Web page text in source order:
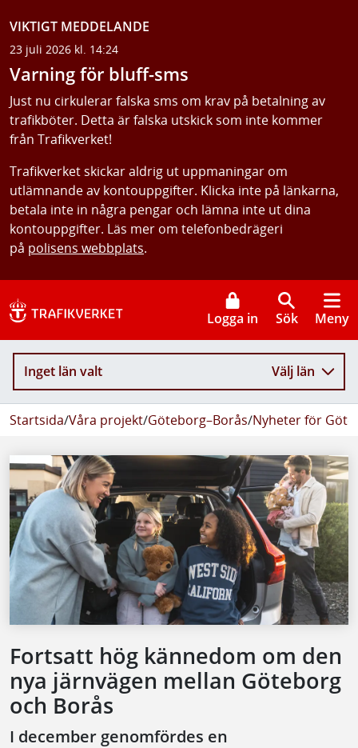
VIKTIGT MEDDELANDE
23 juli 2026 kl. 14:24
Varning för bluff-sms
Just nu cirkulerar falska sms om krav på betalning av
trafikböter. Detta är falska utskick som inte kommer
från Trafikverket!
Trafikverket skickar aldrig ut uppmaningar om
utlämnande av kontouppgifter. Klicka inte på länkarna,
betala inte in några pengar och lämna inte ut dina
kontouppgifter. Läs mer om telefonbedrägeri
på polisens webbplats.
Logga in Sök Meny
Inget län valt Välj län
Startsida/Våra projekt/Göteborg–Borås/Nyheter för
Fortsatt hög kännedom om den
nya järnvägen mellan Göteborg
och Borås
I december genomfördes en